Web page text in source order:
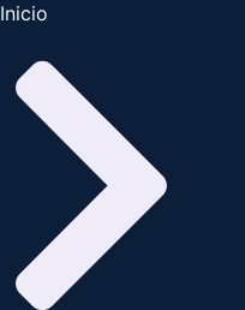
Inicio